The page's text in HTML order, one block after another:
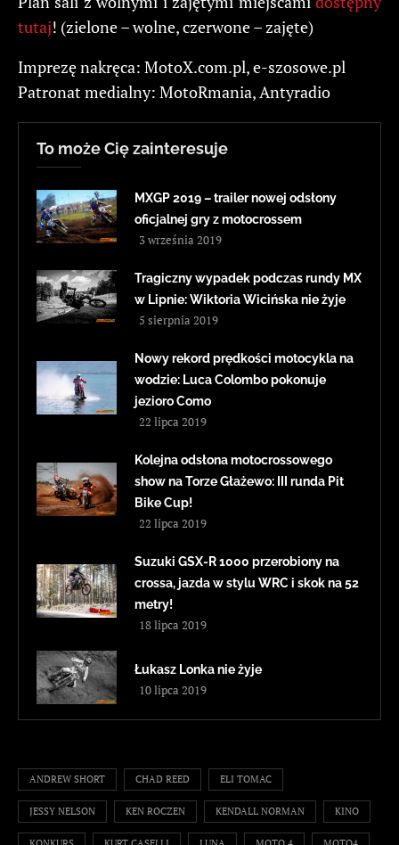
tutaj! (zielone – wolne, czerwone – zajęte)
Imprezę nakręca: MotoX.com.pl, e-szosowe.pl
Patronat medialny: MotoRmania, Antyradio
To może Cię zainteresuje
MXGP 2019 – trailer nowej odsłony
oficjalnej gry z motocrossem
3 września 2019
Tragiczny wypadek podczas rundy MX
w Lipnie: Wiktoria Wicińska nie żyje
5 sierpnia 2019
Nowy rekord prędkości motocykla na
wodzie: Luca Colombo pokonuje
jezioro Como
22 lipca 2019
Kolejna odsłona motocrossowego
show na Torze Głażewo: III runda Pit
Bike Cup!
22 lipca 2019
Suzuki GSX-R 1000 przerobiony na
crossa, jazda w stylu WRC i skok na 52
metry!
18 lipca 2019
Łukasz Lonka nie żyje
10 lipca 2019
ANDREW SHORT CHAD REED ELI TOMAC
JESSY NELSON KEN ROCZEN KENDALL NORMAN KINO